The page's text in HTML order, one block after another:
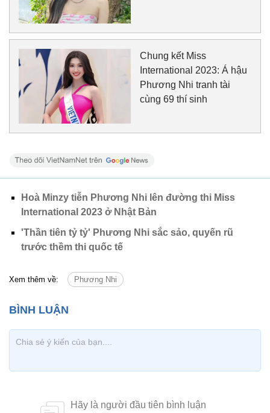
Chung kết Miss
International 2023: Á hậu
Phương Nhi tranh tài
cùng 69 thí sinh
Hoà Minzy tiễn Phương Nhi lên đường thi Miss
International 2023 ở Nhật Bản
'Thần tiên tỷ tỷ' Phương Nhi sắc sảo, quyến rũ
trước thềm thi quốc tế
Xem thêm về: Phương Nhi